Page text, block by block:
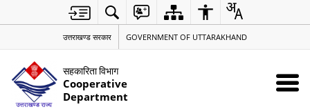
उत्तराखण्ड सरकार GOVERNMENT OF UTTARAKHAND
सहकारिता विभाग
Cooperative
Department